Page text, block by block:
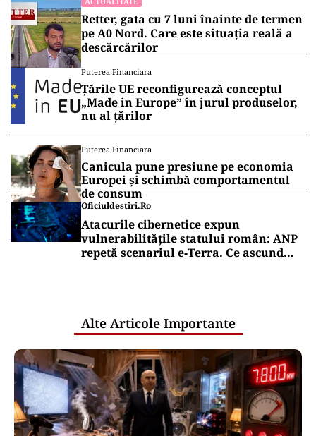
vânătoare a tatălui său, pe care acesta din urmă
o deţine legal.
Vrei să fii mereu la curent cu toate știrile? Urmărește
Puterea.ro și pe canalul de WhatsApp
EXCLUSIV
ACTUALITATE
Trenul rămâne o saună în România!
CFR Călători nu are încă aprobat
bugetul de venituri și cheltuieli pentru
2026
ACTUALITATE
Retter, gata cu 7 luni înainte de termen
pe A0 Nord. Care este situația reală a
descărcărilor
nu al țărilor
Puterea Financiara
Canicula pune presiune pe economia
Europei și schimbă comportamentul
de consum
Oficiuldestiri.ro
Atacurile cibernetice expun